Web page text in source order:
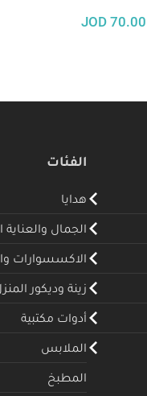
70.00
JOD
الفئات
هدايا
الجمال
الاكسسوارات
زينة وديكور
أدوات مكتبية
الملابس
المطبخ